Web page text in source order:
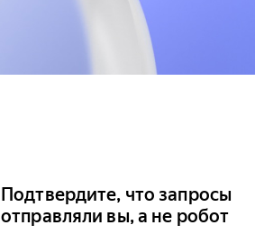
Подтвердите, что запросы
отправляли вы, а не робот